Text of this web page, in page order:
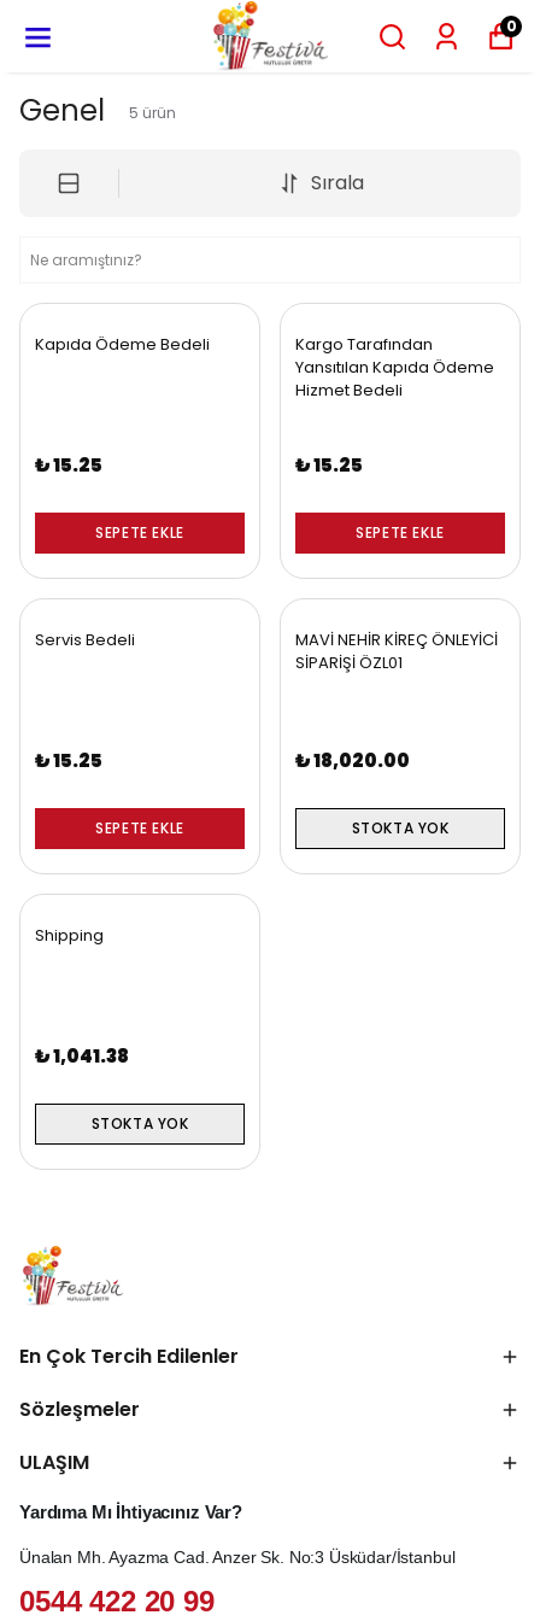
0
Genel 5 ürün
Sırala
Kapıda Ödeme Bedeli
₺ 15.25
SEPETE EKLE
Kargo Tarafından
Yansıtılan Kapıda Ödeme
Hizmet Bedeli
₺ 15.25
SEPETE EKLE
Servis Bedeli
₺ 15.25
SEPETE EKLE
MAVİ NEHİR KİREÇ ÖNLEYİCİ
SİPARİŞİ ÖZL01
₺ 18,020.00
STOKTA YOK
Shipping
₺ 1,041.38
STOKTA YOK
En Çok Tercih Edilenler
Sözleşmeler
ULAŞIM
Yardıma Mı İhtiyacınız Var?
Ünalan Mh. Ayazma Cad. Anzer Sk. No:3 Üsküdar/İstanbul
0544 422 20 99